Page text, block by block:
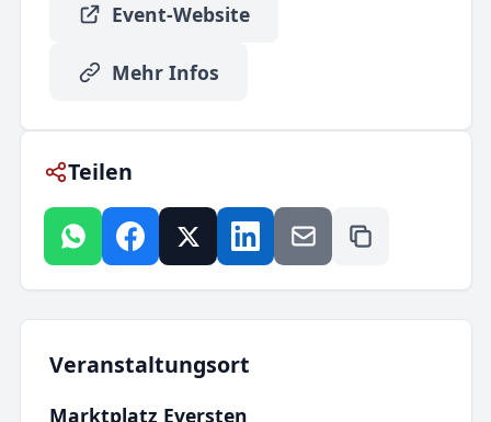
Event-Website
Mehr Infos
Teilen
Veranstaltungsort
Marktplatz Eversten